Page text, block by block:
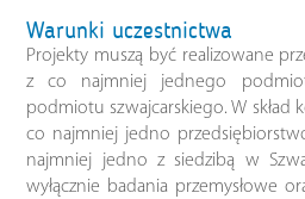
Warunki uczestnictwa
Projekty muszą być realizowane
z co najmniej jednego
podmiotu szwajcarskiego. W skład
co najmniej jedno
najmniej jedno z siedzibą w
wyłącznie badania przemysłowe